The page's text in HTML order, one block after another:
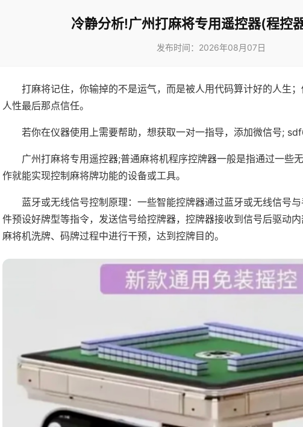
冷静分析!广州打麻将专用遥控器(程控
发布时间：2026年08月07日
打麻将记住，你输掉的不是运气，而是被人用代码算计好的人生
人性最后那点信任。
若你在仪器使用上需要帮助，想获取一对一指导，添加微信号;
广州打麻将专用遥控器;普通麻将机程序控牌器一般是指通过一些
作就能实现控制麻将牌功能的设备或工具。
蓝牙或无线信号控制原理：一些智能控牌器通过蓝牙或无线信号
件预设好牌型等指令，发送信号给控牌器，控牌器接收到信号后驱动
麻将机洗牌、码牌过程中进行干预，达到控牌目的。